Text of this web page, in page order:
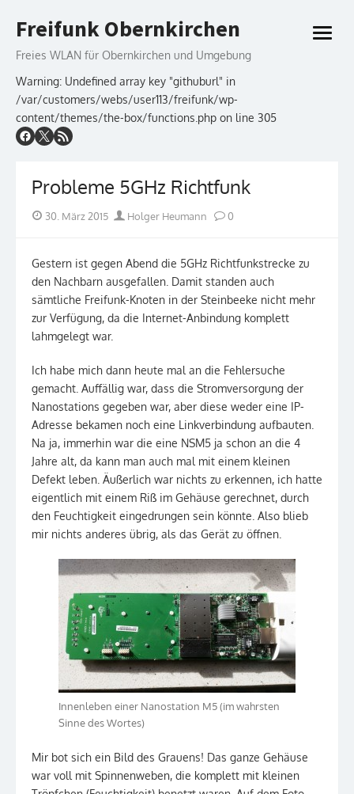
to
Freifunk Obernkirchen
Freies WLAN für Obernkirchen und Umgebung
Warning: Undefined array key "githuburl" in
/var/customers/webs/user113/freifunk/wp-
content/themes/the-box/functions.php on line 305
open
Probleme 5GHz Richtfunk
Posted
30. März 2015 Author
Holger Heumann 0
Gestern ist gegen Abend die 5GHz Richtfunkstrecke zu
den Nachbarn ausgefallen. Damit standen auch
sämtliche Freifunk-Knoten in der Steinbeeke nicht mehr
zur Verfügung, da die Internet-Anbindung komplett
lahmgelegt war.
Ich habe mich dann heute mal an die Fehlersuche
gemacht. Auffällig war, dass die Stromversorgung der
Nanostations gegeben war, aber diese weder eine IP-
Adresse bekamen noch eine Linkverbindung aufbauten.
Na ja, immerhin war die eine NSM5 ja schon an die 4
Jahre alt, da kann man auch mal mit einem kleinen
Defekt leben. Äußerlich war nichts zu erkennen, ich hatte
eigentlich mit einem Riß im Gehäuse gerechnet, durch
den Feuchtigkeit eingedrungen sein könnte. Also blieb
mir nichts anderes übrig, als das Gerät zu öffnen.
Innenleben einer Nanostation M5 (im wahrsten
Sinne des Wortes)
Mir bot sich ein Bild des Grauens! Das ganze Gehäuse
war voll mit Spinnenweben, die komplett mit kleinen